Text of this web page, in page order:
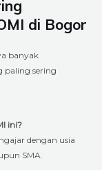
di Bogor
banyak
paling sering
ini?
dengan usia
SMA.